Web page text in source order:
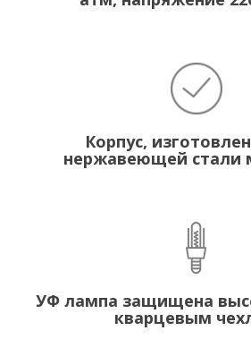
Корпус,
нержавеющей стали
УФ лампа защищена
кварцевым